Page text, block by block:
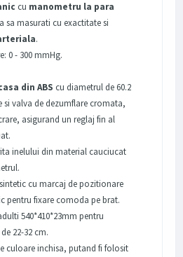
cu manometru la para
sa masurati cu exactitate si
.
0 - 300 mmHg.
din ABS cu diametrul de 60.2
valva de dezumflare cromata,
asigurand un reglaj fin al
inelului din material cauciucat
cu marcaj de pozitionare
pentru fixare comoda pe brat.
540*410*23mm pentru
22-32 cm.
culoare inchisa, putand fi folosit